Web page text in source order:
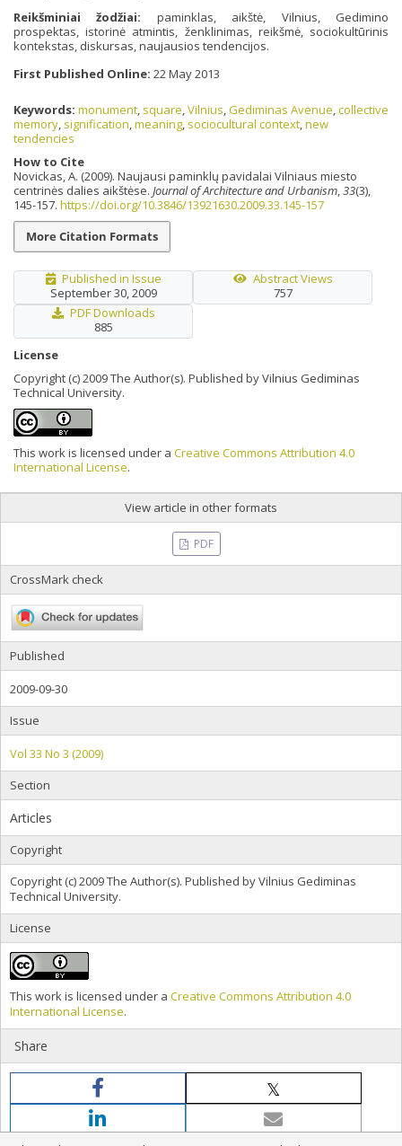
Reikšminiai žodžiai: paminklas, aikštė, Vilnius, Gedimino
prospektas, istorinė atmintis, ženklinimas, reikšmė, sociokultūrinis
kontekstas, diskursas, naujausios tendencijos.
First Published Online: 22 May 2013
Keywords: monument, square,Vilnius,Gediminas Avenue,collective
memory, signification,meaning, sociocultural context,new
tendencies
How to Cite
Novickas, A. (2009). Naujausi paminklų pavidalai Vilniaus miesto
centrinės dalies aikštėse. Journal of Architecture and Urbanism,33(3),
145-157. https://doi.org/10.3846/13921630.2009.33.145-157
More Citation Formats
Published in Issue
September 30, 2009
Abstract Views
757
PDF Downloads
885
License
Copyright (c) 2009 The Author(s). Published by Vilnius Gediminas
Technical University.
This work is licensed under a Creative Commons Attribution 4.0
International License.
View article in other formats
PDF
CrossMark check
Published
2009-09-30
Issue
Vol 33 No 3 (2009)
Section
Articles
Copyright
Copyright (c) 2009 The Author(s). Published by Vilnius Gediminas
Technical University.
License
This work is licensed under a Creative Commons Attribution 4.0
International License.
Share